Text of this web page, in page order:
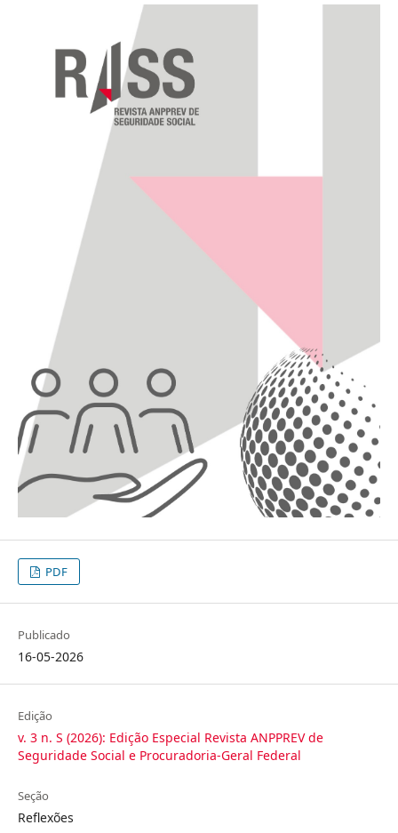
PDF
Publicado
16-05-2026
Edição
v. 3 n. S (2026): Edição Especial Revista ANPPREV de
Seguridade Social e Procuradoria-Geral Federal
Seção
Reflexões